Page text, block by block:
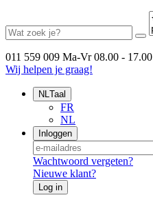
011 559 009 Ma-Vr 08.00 - 17.00
Wij helpen je graag!
NLTaal
FR
NL
Inloggen
Wachtwoord vergeten?
Nieuwe klant?
Log in